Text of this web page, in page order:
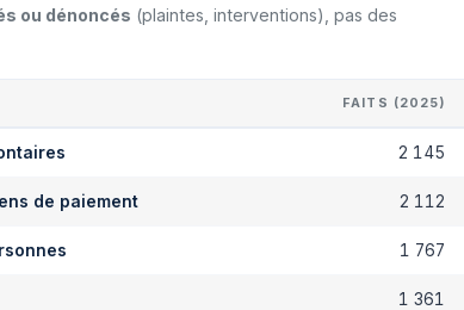
ou dénoncés (plaintes, interventions), pas des
FAITS (2025)
2 145
de paiement 2 112
1 767
1 361